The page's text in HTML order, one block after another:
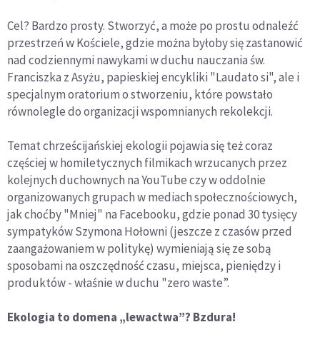
Cel? Bardzo prosty. Stworzyć, a może po prostu odnaleźć
przestrzeń w Kościele, gdzie można byłoby się zastanowić
nad codziennymi nawykami w duchu nauczania św.
Franciszka z Asyżu, papieskiej encykliki "Laudato si", ale i
specjalnym oratorium o stworzeniu, które powstało
równolegle do organizacji wspomnianych rekolekcji.
Temat chrześcijańskiej ekologii pojawia się też coraz
częściej w homiletycznych filmikach wrzucanych przez
kolejnych duchownych na YouTube czy w oddolnie
organizowanych grupach w mediach społecznościowych,
jak choćby "Mniej" na Facebooku, gdzie ponad 30 tysięcy
sympatyków Szymona Hołowni (jeszcze z czasów przed
zaangażowaniem w politykę) wymieniają się ze sobą
sposobami na oszczędność czasu, miejsca, pieniędzy i
produktów - właśnie w duchu "zero waste”.
Ekologia to domena „lewactwa”? Bzdura!